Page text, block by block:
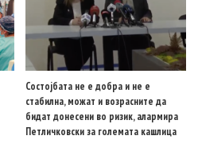
Состојбата не е добра и не е
стабилна, можат и возрасните да
бидат донесени во ризик, алармира
Петличковски за големата кашлица